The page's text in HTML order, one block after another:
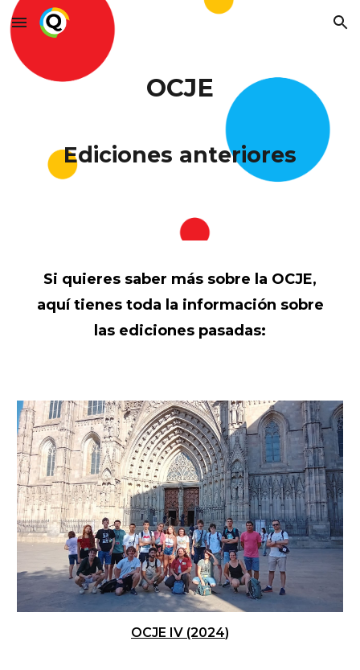
Skip to main content Skip to navigation
OCJE
Ediciones anteriores
Si quieres saber más sobre la OCJE,
aquí tienes toda la información sobre
las ediciones pasadas:
OCJE IV (2024)